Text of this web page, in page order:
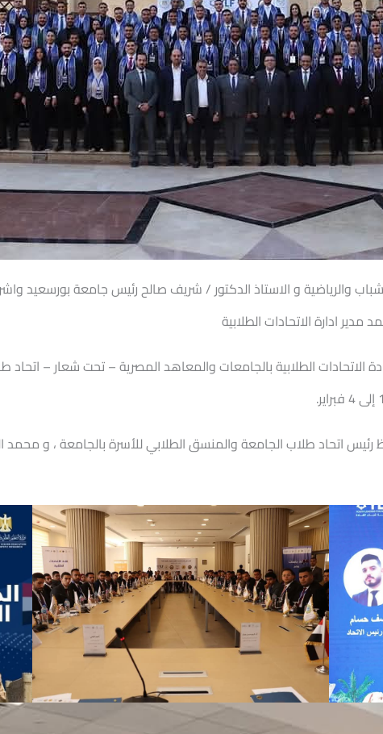
والرياضية و الاستاذ الدكتور / شريف صالح رئيس جامعة بورسعيد
ادارة الاتحادات الطلابية
الطلابية بالجامعات والمعاهد المصرية – تحت شعار – اتحاد
اتحاد طلاب الجامعة والمنسق الطلابي للأسرة بالجامعة ، و